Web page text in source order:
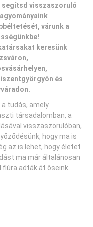
segítsd visszaszoruló
várunk a
keresünk
és
tudás, amely
társadalomban, a
visszaszorulóban,
hogy ma is
az is lehet, hogy életet
ma már általánosan
adták át őseink.